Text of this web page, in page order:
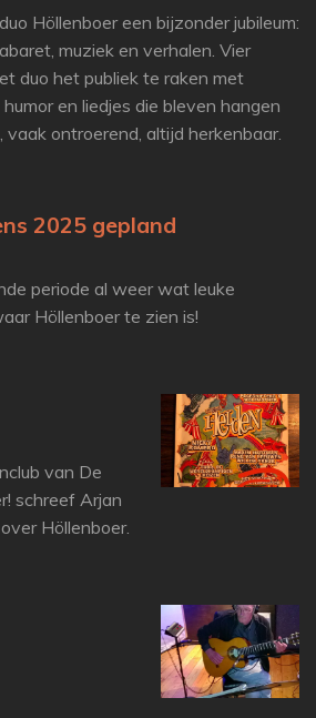
Höllenboer een bijzonder jubileum:
muziek en verhalen. Vier
duo het publiek te raken met
en liedjes die bleven hangen
ontroerend, altijd herkenbaar.
2025 gepland
periode al weer wat leuke
Höllenboer te zien is!
van De
schreef Arjan
Höllenboer.